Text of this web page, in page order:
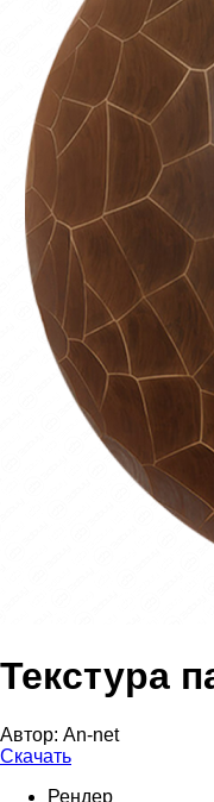
Текстура
Автор: An-net
Скачать
Рендер